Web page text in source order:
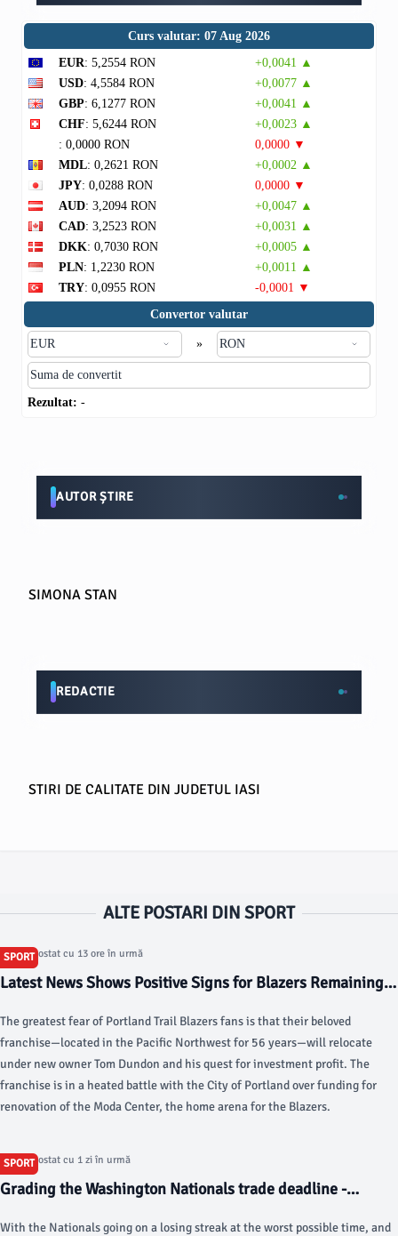
Curs valutar: 07 Aug 2026
EUR: 5,2554 RON
+0,0041 ▲
USD: 4,5584 RON
+0,0077 ▲
GBP: 6,1277 RON
+0,0041 ▲
CHF: 5,6244 RON
+0,0023 ▲
: 0,0000 RON
0,0000 ▼
MDL: 0,2621 RON
+0,0002 ▲
JPY: 0,0288 RON
0,0000 ▼
AUD: 3,2094 RON
+0,0047 ▲
CAD: 3,2523 RON
+0,0031 ▲
DKK: 0,7030 RON
+0,0005 ▲
PLN: 1,2230 RON
+0,0011 ▲
TRY: 0,0955 RON
-0,0001 ▼
Convertor valutar
»
Rezultat: -
AUTOR ȘTIRE
SIMONA STAN
REDACTIE
STIRI DE CALITATE DIN JUDETUL IASI
ALTE POSTARI DIN SPORT
SPORT
Articol postat cu 13 ore în urmă
Latest News Shows Positive Signs for Blazers Remaining
The greatest fear of Portland Trail Blazers fans is that their beloved
franchise—located in the Pacific Northwest for 56 years—will relocate
under new owner Tom Dundon and his quest for investment profit. The
franchise is in a heated battle with the City of Portland over funding for
renovation of the Moda Center, the home arena for the Blazers.
SPORT
Articol postat cu 1 zi în urmă
Grading the Washington Nationals trade deadline -
With the Nationals going on a losing streak at the worst possible time, and